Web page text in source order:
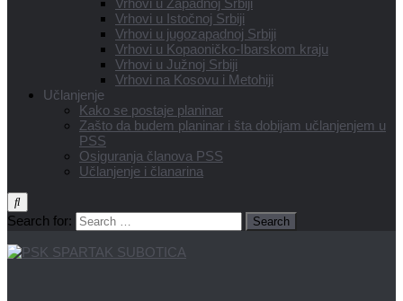
Vrhovi u Zapadnoj Srbiji
Vrhovi u Istočnoj Srbiji
Vrhovi u jugozapadnoj Srbiji
Vrhovi u Kopaoničko-Ibarskom kraju
Vrhovi u Južnoj Srbiji
Vrhovi na Kosovu i Metohiji
Učlanjenje
Kako se postaje planinar
Zašto da budem planinar i šta dobijam učlanjenjem u
PSS
Osiguranja članova PSS
Učlanjenje i članarina
Search for: